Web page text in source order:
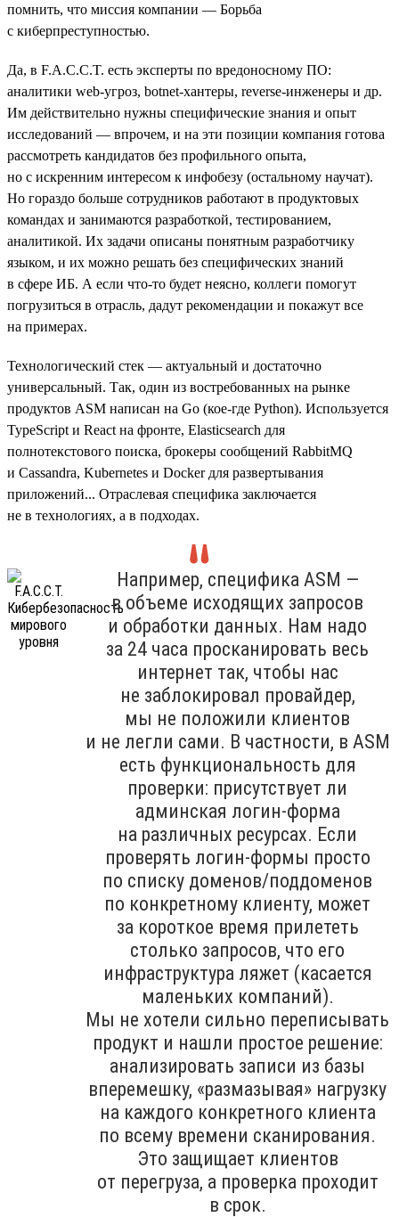
помнить, что миссия компании — Борьба
с киберпреступностью.
Да, в F.A.C.C.T. есть эксперты по вредоносному ПО:
аналитики web-угроз, botnet-хантеры, reverse-инженеры и др.
Им действительно нужны специфические знания и опыт
исследований — впрочем, и на эти позиции компания готова
рассмотреть кандидатов без профильного опыта,
но с искренним интересом к инфобезу (остальному научат).
Но гораздо больше сотрудников работают в продуктовых
командах и занимаются разработкой, тестированием,
аналитикой. Их задачи описаны понятным разработчику
языком, и их можно решать без специфических знаний
в сфере ИБ. А если что-то будет неясно, коллеги помогут
погрузиться в отрасль, дадут рекомендации и покажут все
на примерах.
Технологический стек — актуальный и достаточно
универсальный. Так, один из востребованных на рынке
продуктов ASM написан на Go (кое-где Python). Используется
TypeScript и React на фронте, Elasticsearch для
полнотекстового поиска, брокеры сообщений RabbitMQ
и Cassandra, Kubernetes и Docker для развертывания
приложений... Отраслевая специфика заключается
не в технологиях, а в подходах.
Например, специфика ASM —
в объеме исходящих запросов
и обработки данных. Нам надо
за 24 часа просканировать весь
интернет так, чтобы нас
не заблокировал провайдер,
мы не положили клиентов
и не легли сами. В частности, в ASM
есть функциональность для
проверки: присутствует ли
админская логин-форма
на различных ресурсах. Если
проверять логин-формы просто
по списку доменов/поддоменов
по конкретному клиенту, может
за короткое время прилететь
столько запросов, что его
инфраструктура ляжет (касается
маленьких компаний).
Мы не хотели сильно переписывать
продукт и нашли простое решение:
анализировать записи из базы
вперемешку, «размазывая» нагрузку
на каждого конкретного клиента
по всему времени сканирования.
Это защищает клиентов
от перегруза, а проверка проходит
в срок.